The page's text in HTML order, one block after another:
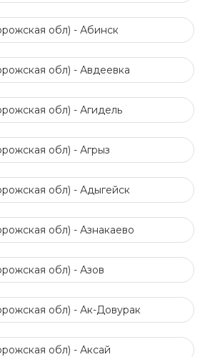
обл) - Абинск
обл) - Авдеевка
обл) - Агидель
обл) - Агрыз
обл) - Адыгейск
обл) - Азнакаево
обл) - Азов
обл) - Ак-Довурак
обл) - Аксай